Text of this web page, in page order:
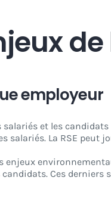
de
employeur
salariés et les
salariés. La RSE peut
enjeux
Ces